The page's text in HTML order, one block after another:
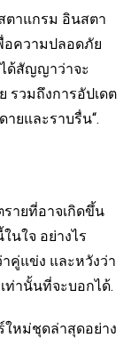
ตาแกรม อินสตา
อความปลอดภัย
ด้สัญญาว่าจะ
รวมถึงการอัปเดต
ยและราบรื่น“.
ายที่อาจเกิดขึ้น
นใจ อย่างไร
คู่แข่ง และหวังว่า
ท่านั้นที่จะบอกได้.
ใหม่ชุดล่าสุดอย่าง